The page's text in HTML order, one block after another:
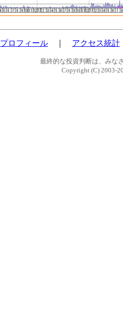
プロフィール アクセス統計
最終的な投資判断は、みな
Copyright (C) 2003-